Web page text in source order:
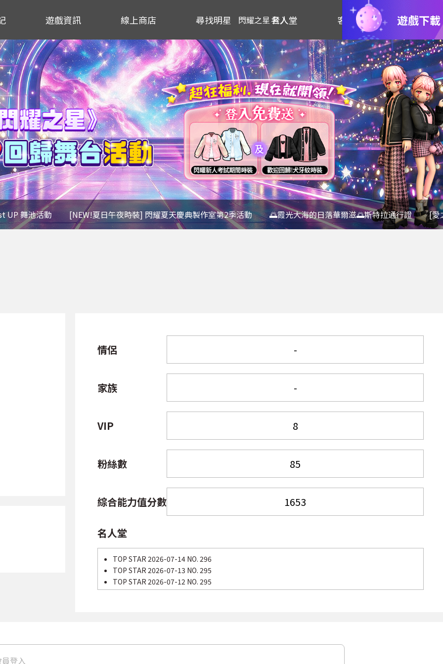
遊戲資訊 線上商店 尋找明星 名人堂 客服
閃耀之星 登入 遊戲下載
UP 舞池活動 [NEW!夏日午夜時裝] 閃耀夏天慶典製作室第2季活動 🌅霞光大海的日落華爾滋🌅斯特拉通行證 [愛
情侶
家族
VIP
粉絲數
綜合能力值分數
名人堂
TOP STAR 2026-07-14 NO. 296
TOP STAR 2026-07-13 NO. 295
TOP STAR 2026-07-12 NO. 295